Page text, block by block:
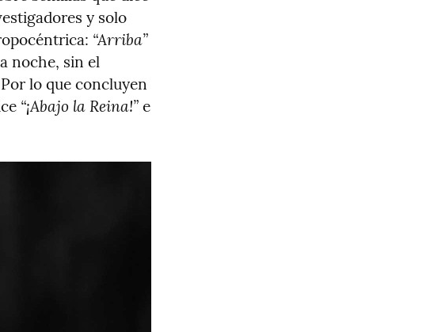
y solo
“Arriba”
noche, sin el
lo que concluyen
“¡Abajo la Reina!” e